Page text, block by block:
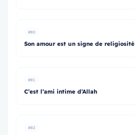
#80
Son amour est un signe de religiosité
#81
C’est l’ami intime d’Allah
#82